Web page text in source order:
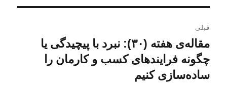
ه
ب
قبلی
ن
و
مقاله‌ی هفته (۳۰): نبرد با پیچیدگی یا
چگونه فرایندهای کسب و کارمان را
ساده‌سازی کنیم